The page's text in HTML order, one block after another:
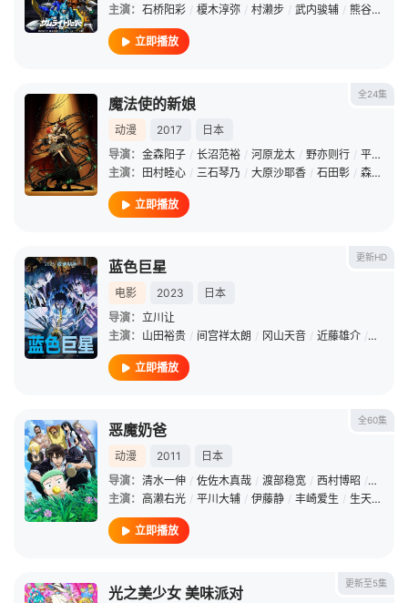
主演： 石桥阳彩 / 榎木淳弥 / 村濑步 / 武内骏辅 / 熊谷健太郎
立即播放
全24集
魔法使的新娘
动漫 2017
日本
导演： 金森阳子 / 长沼范裕 / 河原龙太 / 野亦则行 / 平向智子
主演：
田村睦心 / 三石琴乃 / 大原沙耶香 / 石田彰 / 森川智之
立即播放
更新HD
蓝色巨星
电影 2023
日本
导演： 立川让
主演： 山田裕贵 / 间宫祥太朗 / 冈山天音 / 近藤雄介 / 木下纱
立即播放
全60集
恶魔奶爸
动漫 2011
日本
导演： 清水一伸 / 佐佐木真哉 / 渡部稳宽 / 西村博昭 / 川西泰
主演： 高濑右光 / 平川大辅 / 伊藤静 / 丰崎爱生 / 生天目仁美
立即播放
更新至5集
光之美少女 美味派对